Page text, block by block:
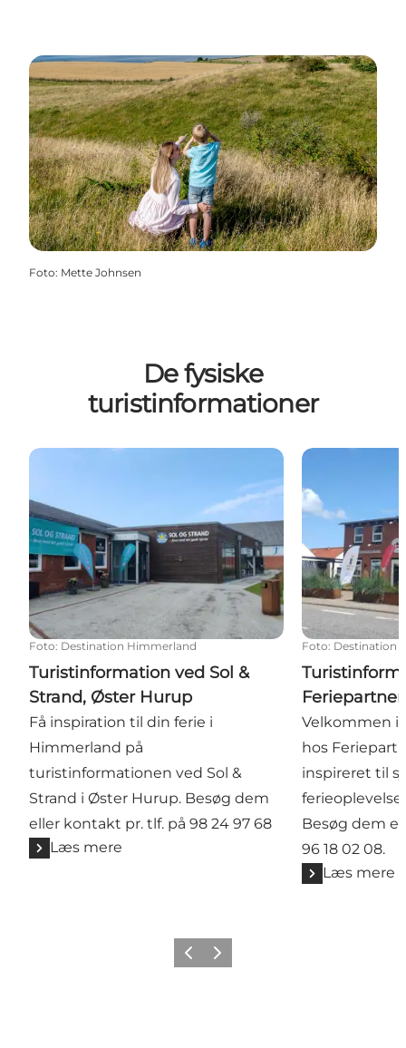
Foto: Mette Johnsen
De fysiske
turistinformationer
Turistinformation ved Sol & Strand, Øster Hurup
Foto: Destination Himmerland
Turistinformation ved Sol &
Strand, Øster Hurup
Få inspiration til din ferie i
Himmerland på
turistinformationen ved Sol &
Strand i Øster Hurup. Besøg dem
eller kontakt pr. tlf. på 98 24 97 68
Læs mere
Foto: Destination
Velkommen i
hos
inspireret til
Besøg dem
96 18 02 08.
Læs mere
Forrige billede
Næste billede